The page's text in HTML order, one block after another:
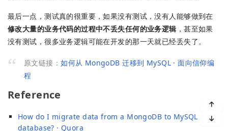
最后一点，测试真的很重要，如果没有测试，没有人能够做到在
修改大量的业务代码的过程中不丢失任何的业务逻辑 ，甚至如果
没有测试，很多业务逻辑可能在开发的那一天就已经丢失了。
原文链接：如何从 MongoDB 迁移到 MySQL · 面向信仰编
程
Reference
How do I migrate data from a MongoDB to MySQL
database? · Quora